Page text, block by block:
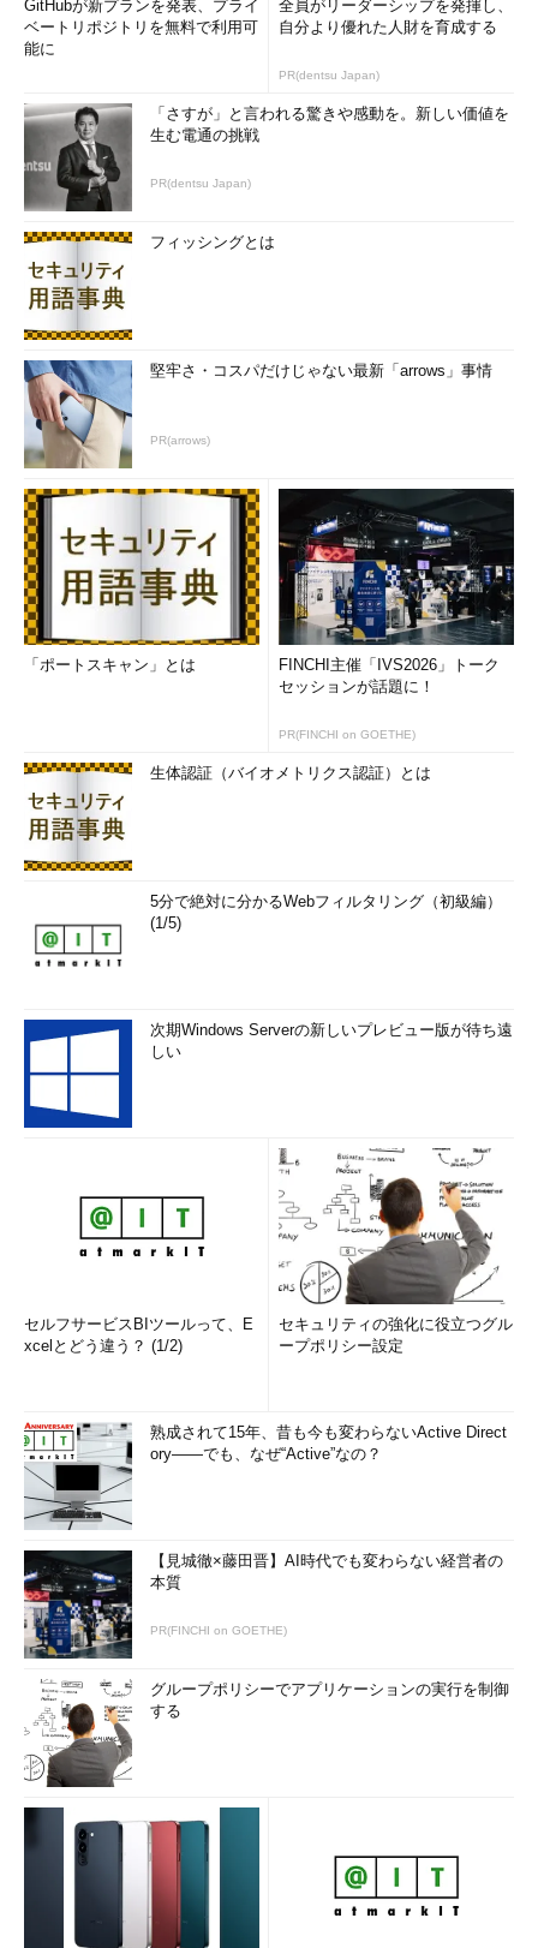
GitHubが新プランを発表、プライ
ベートリポジトリを無料で利用可
能に
全員がリーダーシップを発揮し、
自分より優れた人財を育成する
PR(dentsu Japan)
「さすが」と言われる驚きや感動を。新しい価値を
生む電通の挑戦
PR(dentsu Japan)
フィッシングとは
堅牢さ・コスパだけじゃない最新「arrows」事情
PR(arrows)
「ポートスキャン」とは
FINCHI主催「IVS2026」トーク
セッションが話題に！
PR(FINCHI on GOETHE)
生体認証（バイオメトリクス認証）とは
5分で絶対に分かるWebフィルタリング（初級編）
(1/5)
次期Windows Serverの新しいプレビュー版が待ち遠
しい
セルフサービスBIツールって、E
xcelとどう違う？ (1/2)
セキュリティの強化に役立つグル
ープポリシー設定
熟成されて15年、昔も今も変わらないActive Direct
ory――でも、なぜ“Active”なの？
【見城徹×藤田晋】AI時代でも変わらない経営者の
本質
PR(FINCHI on GOETHE)
グループポリシーでアプリケーションの実行を制御
する